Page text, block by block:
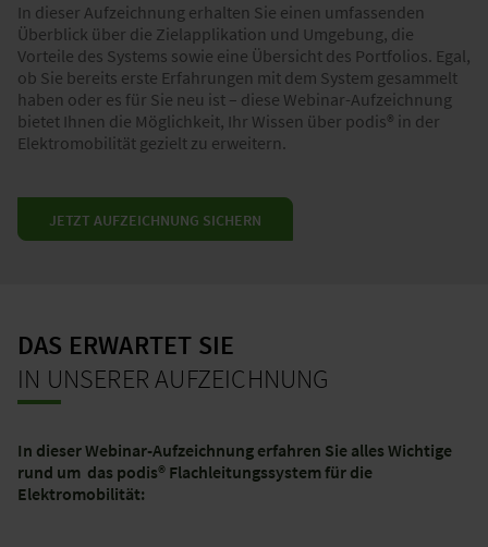
In dieser Aufzeichnung erhalten Sie einen umfassenden
Überblick über die Zielapplikation und Umgebung, die
Vorteile des Systems sowie eine Übersicht des Portfolios. Egal,
ob Sie bereits erste Erfahrungen mit dem System gesammelt
haben oder es für Sie neu ist – diese Webinar-Aufzeichnung
bietet Ihnen die Möglichkeit, Ihr Wissen über podis® in der
Elektromobilität gezielt zu erweitern.
JETZT AUFZEICHNUNG SICHERN
DAS ERWARTET SIE
IN UNSERER AUFZEICHNUNG
In dieser Webinar-Aufzeichnung erfahren Sie alles Wichtige
rund um das podis® Flachleitungssystem für die
Elektromobilität​: